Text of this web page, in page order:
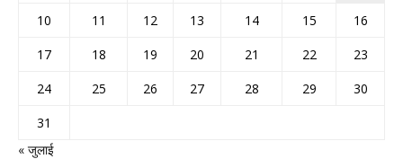
10
11 12 13 14 15
16
17
18 19 20 21 22
23
24
25 26 27 28 29
30
31
« जुलाई